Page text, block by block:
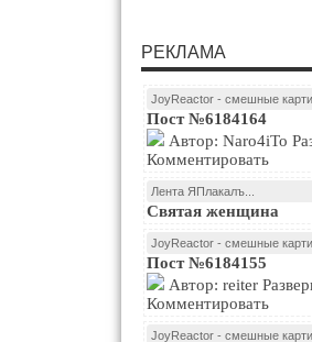
РЕКЛАМА
JoyReactor - смешные
Пост №6184164
Комментировать
Лента ЯПлакалъ...
Святая женщина
JoyReactor - смешные
Пост №6184155
Комментировать
JoyReactor - смешные